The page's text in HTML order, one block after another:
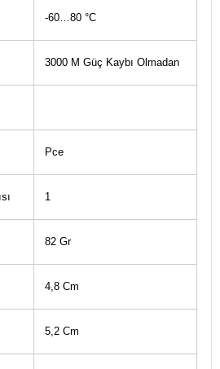
-60…80 °C
3000 M Güç Kaybı Olmadan
Pce
1
82 Gr
4,8 Cm
5,2 Cm